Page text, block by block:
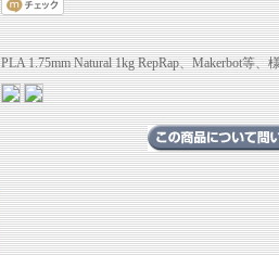
PLA 1.75mm Natural 1kg RepRap、Makerbot等